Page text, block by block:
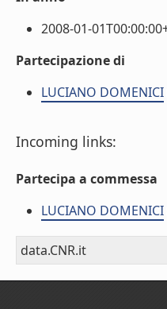
2008-01-
Partecipazione di
LUCIANO DOMENICI
Incoming links:
Partecipa a commessa
LUCIANO DOMENICI
data.CNR.it